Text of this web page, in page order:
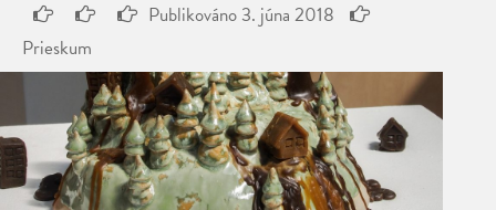
Publikováno 3. júna 2018
Prieskum